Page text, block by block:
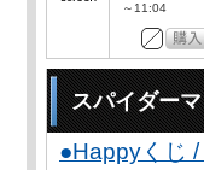
～11:04
スパイダー
●Happyくじ